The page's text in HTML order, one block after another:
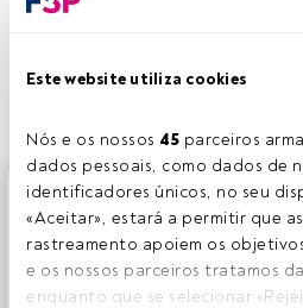
Este website utiliza cookies
Nós e os nossos 45 parceiros
dados pessoais, como dados de
identificadores únicos, no seu
«Aceitar», estará a permitir que
rastreamento apoiem os
e os nossos parceiros tratamos
enquanto que se selecionar
Este é um artigo exclusivo para
da FundsPeople. Se já estiver
botão Login. Se ainda não tem
registar-se e a desfrutar de todo
FundsPeople oferece.